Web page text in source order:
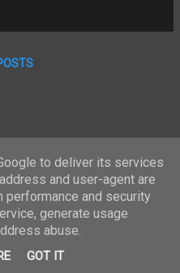
to deliver its services
and user-agent are
performance and security
generate usage
abuse.
GOT IT